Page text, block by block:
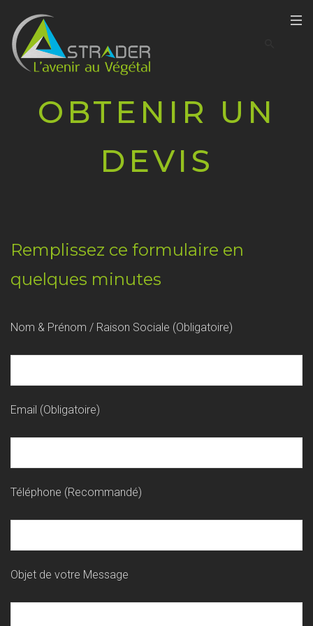
OBTENIR UN
DEVIS
Remplissez ce formulaire en
quelques minutes
Nom & Prénom / Raison Sociale (Obligatoire)
Email (Obligatoire)
Téléphone (Recommandé)
Objet de votre Message